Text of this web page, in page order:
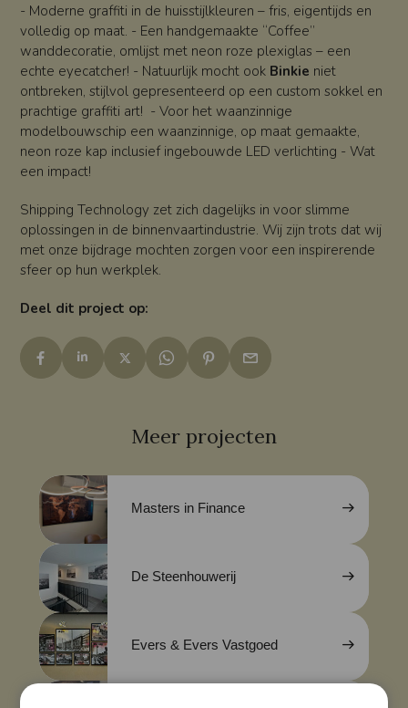
- Moderne graffiti in de huisstijlkleuren – fris, eigentijds en
volledig op maat. - Een handgemaakte “Coffee”
wanddecoratie, omlijst met neon roze plexiglas – een
echte eyecatcher! - Natuurlijk mocht ook Binkie niet
ontbreken, stijlvol gepresenteerd op een custom sokkel en
prachtige graffiti art! - Voor het waanzinnige
modelbouwschip een waanzinnige, op maat gemaakte,
neon roze kap inclusief ingebouwde LED verlichting - Wat
een impact!
Shipping Technology zet zich dagelijks in voor slimme
oplossingen in de binnenvaartindustrie. Wij zijn trots dat wij
met onze bijdrage mochten zorgen voor een inspirerende
sfeer op hun werkplek.
Deel dit project op:
Meer projecten
Masters in Finance
De Steenhouwerij
Evers & Evers Vastgoed